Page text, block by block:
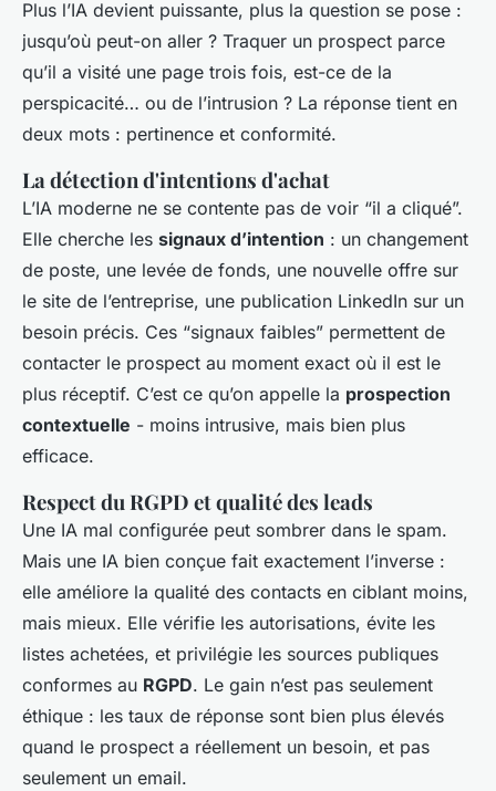
Plus l’IA devient puissante, plus la question se pose :
jusqu’où peut-on aller ? Traquer un prospect parce
qu’il a visité une page trois fois, est-ce de la
perspicacité… ou de l’intrusion ? La réponse tient en
deux mots : pertinence et conformité.
La détection d'intentions d'achat
L’IA moderne ne se contente pas de voir “il a cliqué”.
Elle cherche les signaux d’intention : un changement
de poste, une levée de fonds, une nouvelle offre sur
le site de l’entreprise, une publication LinkedIn sur un
besoin précis. Ces “signaux faibles” permettent de
contacter le prospect au moment exact où il est le
plus réceptif. C’est ce qu’on appelle la prospection
contextuelle - moins intrusive, mais bien plus
efficace.
Respect du RGPD et qualité des leads
Une IA mal configurée peut sombrer dans le spam.
Mais une IA bien conçue fait exactement l’inverse :
elle améliore la qualité des contacts en ciblant moins,
mais mieux. Elle vérifie les autorisations, évite les
listes achetées, et privilégie les sources publiques
conformes au RGPD. Le gain n’est pas seulement
éthique : les taux de réponse sont bien plus élevés
quand le prospect a réellement un besoin, et pas
seulement un email.